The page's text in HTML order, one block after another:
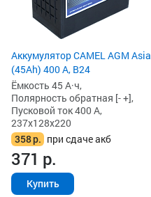
Аккумулятор CAMEL AGM Asia
(45Ah) 400 А, B24
Ёмкость 45 А·ч,
Полярность обратная [- +],
Пусковой ток 400 А,
237x128x220
358р. при сдаче акб
371 р.
Купить